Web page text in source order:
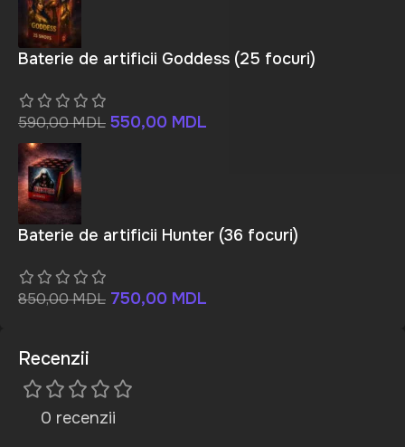
Baterie de artificii Goddess (25 focuri)
590,00MDL 550,00 MDL
Baterie de artificii Hunter (36 focuri)
850,00MDL 750,00 MDL
Recenzii
0 recenzii